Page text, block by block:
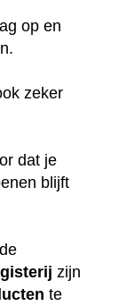
op en
zeker
dat je
blijft
zijn
te